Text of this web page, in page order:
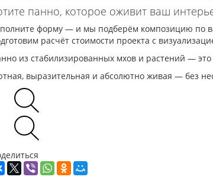
панно, которое оживит ваш
форму — и мы подберём композицию по
расчёт стоимости проекта с
из стабилизированных мхов и растений —
выразительная и абсолютно живая — без